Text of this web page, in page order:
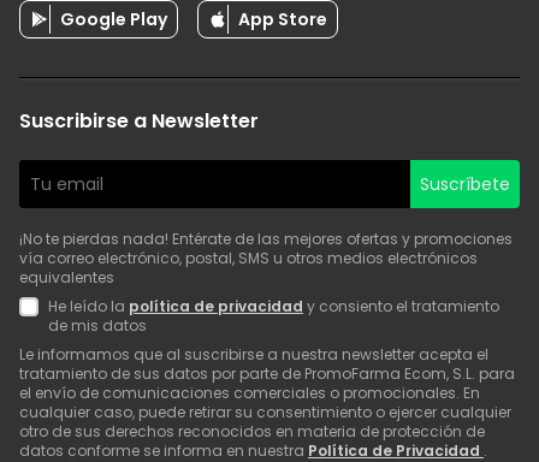
Google Play App Store
Suscribirse a Newsletter
Suscríbete
¡No te pierdas nada! Entérate de las mejores ofertas y promociones
vía correo electrónico, postal, SMS u otros medios electrónicos
equivalentes
He leído la política de privacidad y consiento el tratamiento
de mis datos
Le informamos que al suscribirse a nuestra newsletter acepta el
tratamiento de sus datos por parte de PromoFarma Ecom, S.L. para
el envío de comunicaciones comerciales o promocionales. En
cualquier caso, puede retirar su consentimiento o ejercer cualquier
otro de sus derechos reconocidos en materia de protección de
datos conforme se informa en nuestra Política de Privacidad .